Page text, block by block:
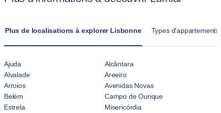
Plus de localisations à explorer Lisbonne Types d'appartements
Ajuda
Alcântara
Alvalade
Areeiro
Arroios
Avenidas Novas
Belém
Campo de Ourique
Estrela
Misericórdia